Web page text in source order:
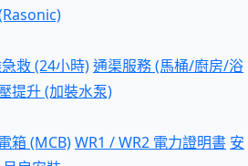
救 (24小時)通渠服務 (馬桶/廚房/浴
提升 (加裝水泵)
箱 (MCB)WR1 / WR2 電力證明書 安